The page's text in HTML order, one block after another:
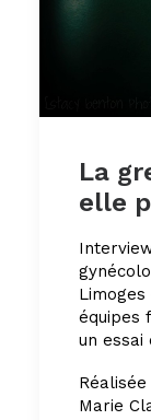
La
elle
équipes
un
Marie